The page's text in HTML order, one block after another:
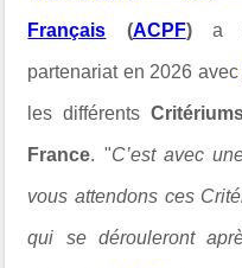
Français (ACPF)a
partenariat en 2026
les différents
France. "C’est avec
vous attendons ces
qui se dérouleront